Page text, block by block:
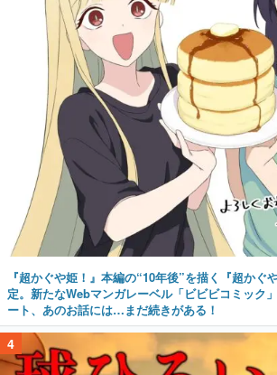
『超かぐや姫！』本編の“10年後”を描く『超かぐ
定。新たなWebマンガレーベル「ビビビコミック
ート、あのお話には…まだ続きがある！